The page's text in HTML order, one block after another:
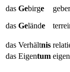
das Gebirge
das Gelände
das Verhältnis
das Eigentum